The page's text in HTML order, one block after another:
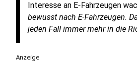
Interesse an E-Fahrzeugen
bewusst nach E-Fahrzeugen.
jeden Fall immer mehr in die
Anzeige